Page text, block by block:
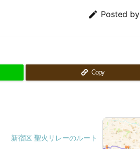
 Posted by
Copy
新宿区 聖火リレーのルート